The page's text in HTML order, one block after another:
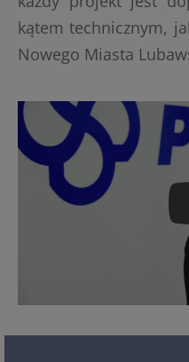
kątem technicznym,
Nowego Miasta